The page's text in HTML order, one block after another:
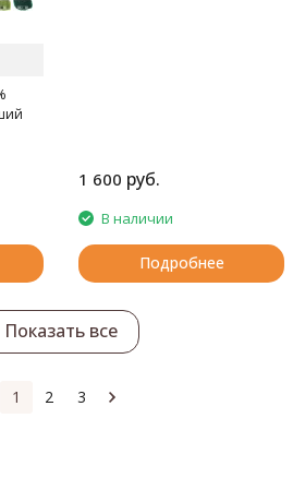
1 600 руб.
В наличии
Подробнее
Показать все
1 2 3